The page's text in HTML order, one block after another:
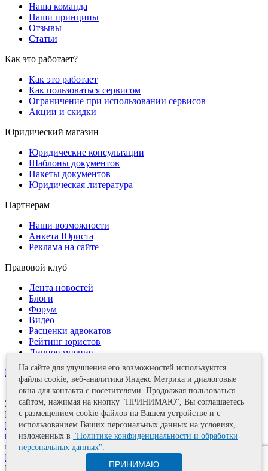
Наша команда
Наши принципы
Отзывы
Статьи
Как это работает?
Как это работает
Как пользоваться сервисом
Ограничение при использовании сервисов
Акции и скидки
Юридический магазин
Юридические консультации
Шаблоны документов
Пакеты документов
Юридическая литература
Партнерам
Наши возможности
Анкета Юриста
Реклама на сайте
Правовой клуб
Лента новостей
Блоги
Форум
Видео
Расценки адвокатов
Рейтинг юристов
Личное мнение
Контакты
Задать вопрос
Поделиться
Политика информационной безопасности Правила
использования материалов
© 2011—2026 А.Е. Мишушин
Карта сайта
Разработка сайта
На сайте для улучшения его возможностей используются
файлы cookie, веб-аналитика Яндекс Метрика и диалоговые
окна для контакта с посетителями. Продолжая пользоваться
сайтом, нажимая на кнопку "ПРИНИМАЮ", Вы соглашаетесь
с размещением cookie-файлов на Вашем устройстве и с
использованием Ваших персональных данных на условиях,
изложенных в "Политике конфиденциальности и обработки
персональных данных".
ПРИНИМАЮ